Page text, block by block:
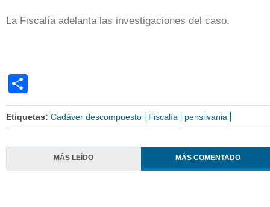
La Fiscalía adelanta las investigaciones del caso.
Etiquetas: Cadáver descompuesto Fiscalía pensilvania
MÁS LEÍDO MÁS COMENTADO